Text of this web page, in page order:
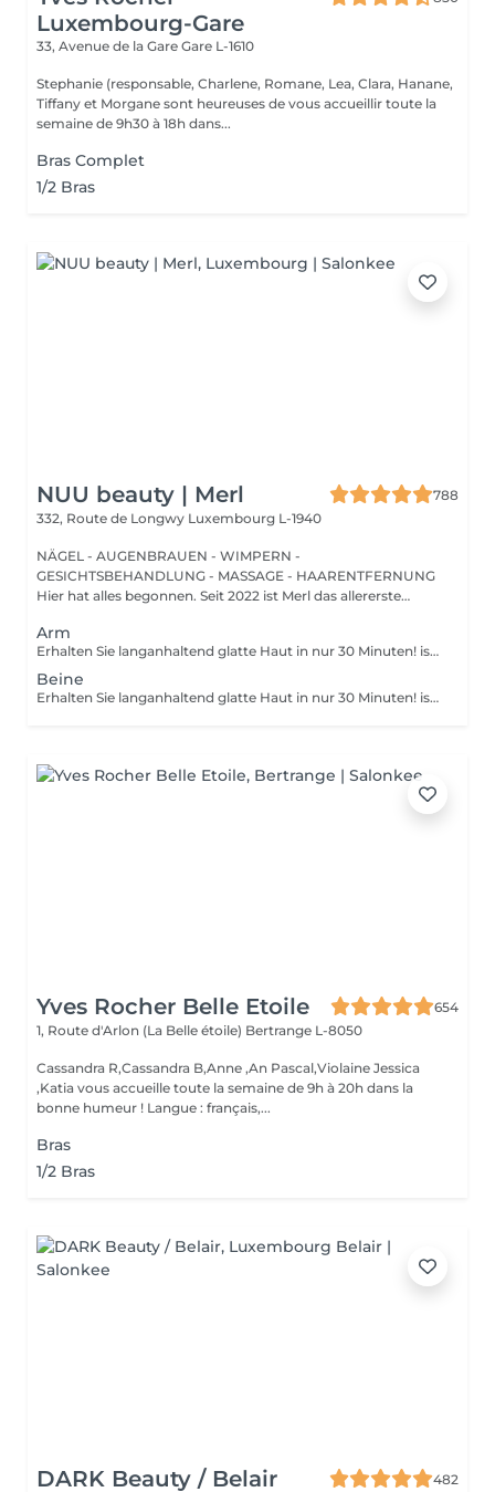
Luxembourg-Gare
33, Avenue de la Gare Gare L-1610
Stephanie (responsable, Charlene, Romane, Lea, Clara, Hanane,
Tiffany et Morgane sont heureuses de vous accueillir toute la
semaine de 9h30 à 18h dans...
Bras Complet
1/2 Bras
NUU beauty | Merl
788
332, Route de Longwy Luxembourg L-1940
NÄGEL - AUGENBRAUEN - WIMPERN -
GESICHTSBEHANDLUNG - MASSAGE - HAARENTFERNUNG
Hier hat alles begonnen. Seit 2022 ist Merl das allererste
Arm
Erhalten Sie langanhaltend glatte Haut in nur 30 Minuten! ist eine Methode zur Haarentfernung, bei der die Haare mitsamt der Haarfollikel mit warmem Wachs herausgezogen werden. Wie wird die Wachs-Epilation durchgeführt? - Vorbereitung (die Kosmetikerin trägt eine spezielle antiseptische Lotion auf die Haut auf) - Wachs wird aufgetragen (die Wachsmischung wird auf eine bestimmte Temperatur erhitzt und anschließend mit einem Holzspatel auf die Haut aufgetragen) - Enthaarung (nachdem das Wachs ausgehärtet ist, entfernt die Kosmetikerin die Wachsstreifen mit den Haaren durch scharfe Bewegungen) - Wachsreste werden entfernt (Wachsreste werden entfernt und Aloe-Vera-Creme wird aufgetragen) Altersbeschränkungen: empfohlenes Mindestalter ab 14 Jahren. Empfehlungen nach dem Eingriff: es wird empfohlen, innerhalb von 12 Stunden nach dem Eingriff kein heißes Bad zu nehmen, keine Sauna zu besuchen und nicht im Pool zu schwimmen, da dies zu Reizungen führen kann. Frequenz: einmal in 4 Wochen.
Beine
Erhalten Sie langanhaltend glatte Haut in nur 30 Minuten! ist eine Methode zur Haarentfernung, bei der die Haare mitsamt der Haarfollikel mit warmem Wachs herausgezogen werden. Wie wird die Wachs-Epilation durchgeführt? - Vorbereitung (die Kosmetikerin trägt eine spezielle antiseptische Lotion auf die Haut auf) - Wachs wird aufgetragen (die Wachsmischung wird auf eine bestimmte Temperatur erhitzt und anschließend mit einem Holzspatel auf die Haut aufgetragen) - Enthaarung (nachdem das Wachs ausgehärtet ist, entfernt die Kosmetikerin die Wachsstreifen mit den Haaren durch scharfe Bewegungen) - Wachsreste werden entfernt (Wachsreste werden entfernt und Aloe-Vera-Creme wird aufgetragen) Altersbeschränkungen: empfohlenes Mindestalter ab 14 Jahren. Empfehlungen nach dem Eingriff: es wird empfohlen, innerhalb von 12 Stunden nach dem Eingriff kein heißes Bad zu nehmen, keine Sauna zu besuchen und nicht im Pool zu schwimmen, da dies zu Reizungen führen kann. Frequenz: einmal in 4 Wochen.
Yves Rocher Belle Etoile
654
1, Route d'Arlon (La Belle étoile) Bertrange L-8050
Cassandra R,Cassandra B,Anne ,An Pascal,Violaine Jessica
,Katia vous accueille toute la semaine de 9h à 20h dans la
bonne humeur ! Langue : français,...
Bras
1/2 Bras
DARK Beauty / Belair 482